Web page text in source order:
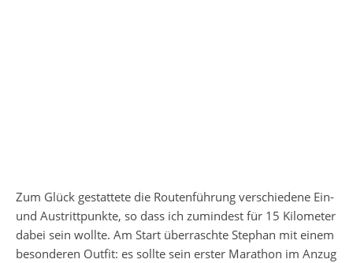
Zum Glück gestattete die Routenführung verschiedene Ein-
und Austrittpunkte, so dass ich zumindest für 15 Kilometer
dabei sein wollte. Am Start überraschte Stephan mit einem
besonderen Outfit: es sollte sein erster Marathon im Anzug